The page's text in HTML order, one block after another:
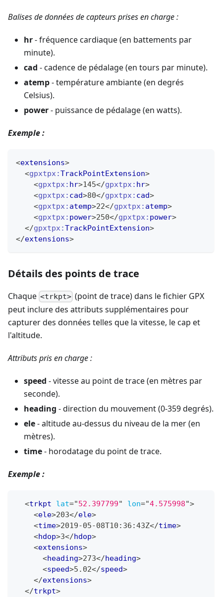
Balises de données de capteurs prises en charge :
hr- fréquence cardiaque (en battements par
minute).
cad - cadence de pédalage (en tours par minute).
atemp- température ambiante (en degrés
Celsius).
power- puissance de pédalage (en watts).
Exemple :
<extensions>
<gpxtpx:TrackPointExtension>
<gpxtpx: hr>145</gpxtpx: hr>
<gpxtpx: cad>80</gpxtpx: cad>
<gpxtpx: atemp>22</gpxtpx: atemp>
<gpxtpx: power>250</gpxtpx: power>
</gpxtpx:TrackPointExtension>
</extensions>
Détails des points de trace
Chaque <trkpt> (point de trace) dans le fichier GPX
peut inclure des attributs supplémentaires pour
capturer des données telles que la vitesse, le cap et
l'altitude.
Attributs pris en charge :
speed - vitesse au point de trace (en mètres par
seconde).
heading - direction du mouvement (0-359 degrés).
ele- altitude au-dessus du niveau de la mer (en
mètres).
time- horodatage du point de trace.
Exemple :
<trkpt lat="52.397799" lon="4.575998">
<ele>203</ele>
<time>2019-05-08T10:36:43Z</time>
<hdop>3</hdop>
<extensions>
<heading>273</heading>
<speed>5.02</speed>
</extensions>
</trkpt>